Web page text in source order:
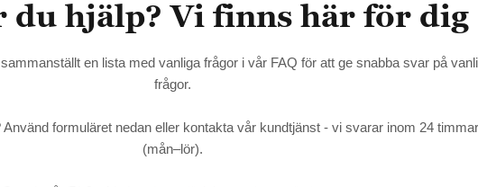
du hjälp? Vi finns här för dig
en lista med vanliga frågor i vår FAQ för att ge snabba svar på
frågor.
Använd formuläret nedan eller kontakta vår kundtjänst - vi svarar inom 24 timmar
(mån–lör).